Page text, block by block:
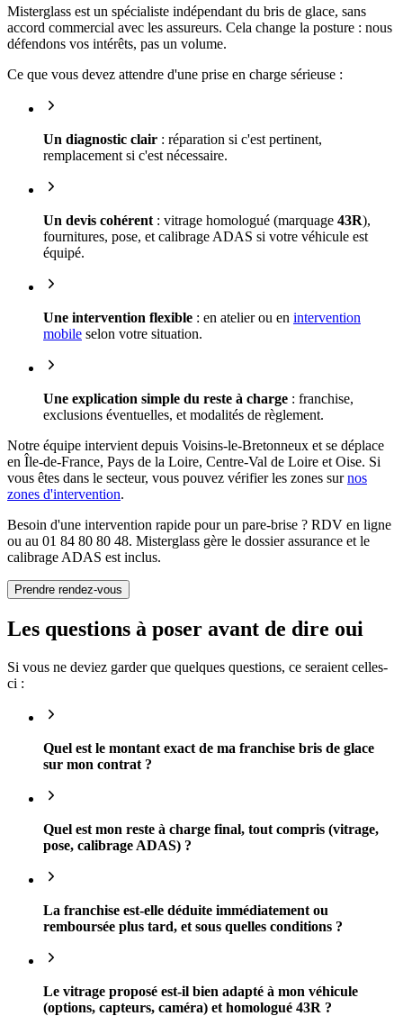
Misterglass est un spécialiste indépendant du bris de glace, sans
accord commercial avec les assureurs. Cela change la posture : nous
défendons vos intérêts, pas un volume.
Ce que vous devez attendre d'une prise en charge sérieuse :
Un diagnostic clair : réparation si c'est pertinent,
remplacement si c'est nécessaire.
Un devis cohérent : vitrage homologué (marquage 43R),
fournitures, pose, et calibrage ADAS si votre véhicule est
équipé.
Une intervention flexible : en atelier ou en intervention
mobile selon votre situation.
Une explication simple du reste à charge : franchise,
exclusions éventuelles, et modalités de règlement.
Notre équipe intervient depuis Voisins-le-Bretonneux et se déplace
en Île-de-France, Pays de la Loire, Centre-Val de Loire et Oise. Si
vous êtes dans le secteur, vous pouvez vérifier les zones surnos
zones d'intervention.
Besoin d'une intervention rapide pour un pare-brise ? RDV en ligne
ou au 01 84 80 80 48. Misterglass gère le dossier assurance et le
calibrage ADAS est inclus.
Prendre rendez-vous
Les questions à poser avant de dire oui
Si vous ne deviez garder que quelques questions, ce seraient celles-
ci :
Quel est le montant exact de ma franchise bris de glace
sur mon contrat ?
Quel est mon reste à charge final, tout compris (vitrage,
pose, calibrage ADAS) ?
La franchise est-elle déduite immédiatement ou
remboursée plus tard, et sous quelles conditions ?
Le vitrage proposé est-il bien adapté à mon véhicule
(options, capteurs, caméra) et homologué 43R ?